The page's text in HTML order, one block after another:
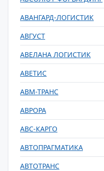
АВАНГАРД-ЛОГИСТИК
АВГУСТ
АВЕЛАНА ЛОГИСТИК
АВЕТИС
АВМ-ТРАНС
АВРОРА
АВС-КАРГО
АВТОПРАГМАТИКА
АВТОТРАНС